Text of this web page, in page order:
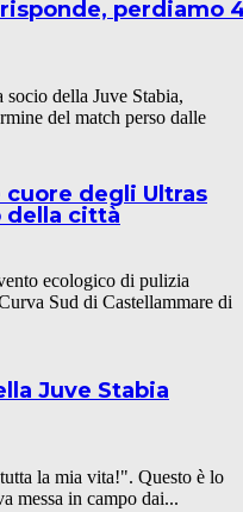
risponde, perdiamo
della Juve Stabia,
del match perso dalle
degli Ultras
della città
ecologico di pulizia
Sud di Castellammare di
Juve Stabia
la mia vita!". Questo è lo
messa in campo dai...